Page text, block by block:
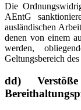
Die
AEntG
ausländischen
denen von einem
werden,
Geltungsbereich
dd)